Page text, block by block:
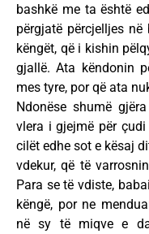
bashkë me ta është
përgjatë përcjelljes
këngët, që i kishin
gjallë. Ata këndonin
mes tyre, por që ata
Ndonëse shumë
vlera i gjejmë për
cilët edhe sot e kësaj
vdekur, që të
Para se të vdiste,
këngë, por ne
në sy të miqve e